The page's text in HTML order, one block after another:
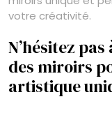
votre créativité.
N’hésitez
des miroirs
artistique